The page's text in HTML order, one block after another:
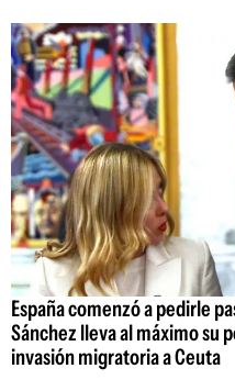
España comenzó a pedirle
Sánchez lleva al máximo su
invasión migratoria a Ceuta